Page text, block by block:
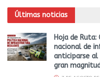
Últimas noticias
Hoja de
nacional de
anticiparse al
gran